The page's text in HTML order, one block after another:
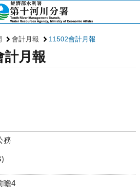
會計月報 11502會計月報
計月報
務
瞻4